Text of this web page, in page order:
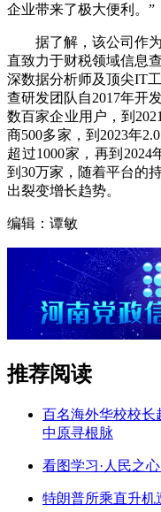
企业带来了极大便利。”
据了解，该公司作为
直致力于财税领域信息
深数据分析师及顶尖IT
查研发团队自2017年开
数百家企业用户，到
商500多家，到2023年
超过1000家，再到
到30万家，随着平台的
出裂变增长趋势。
编辑：谭敏
推荐阅读
百名海外华校校长
中原寻根脉
看图学习·人民之
特朗普所乘直升机